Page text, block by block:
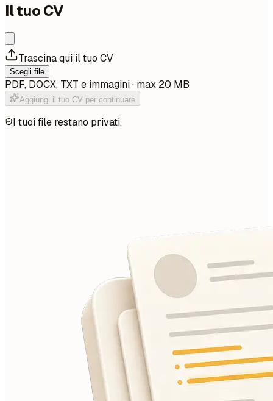
Il tuo CV
Trascina qui il tuo CV
Scegli file
PDF, DOCX, TXT e immagini · max 20 MB
Aggiungi il tuo CV per continuare
I tuoi file restano privati.